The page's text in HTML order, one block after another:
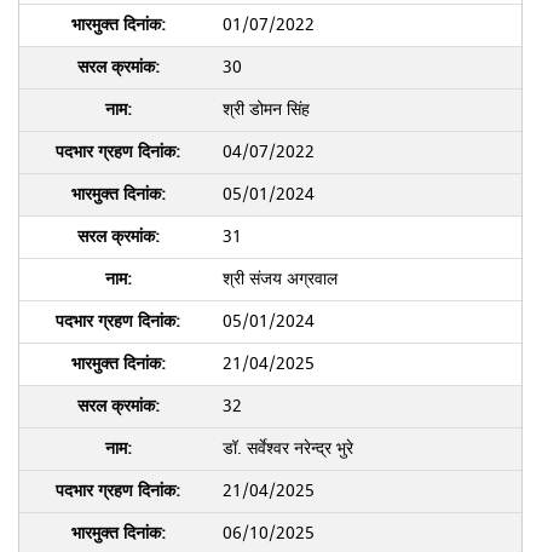
01/07/2022
30
श्री डोमन सिंह
04/07/2022
05/01/2024
31
श्री संजय अग्रवाल
05/01/2024
21/04/2025
32
डॉ. सर्वेश्‍वर नरेन्‍द्र भुरे
21/04/2025
06/10/2025